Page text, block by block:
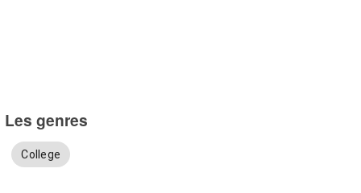
Les genres
College